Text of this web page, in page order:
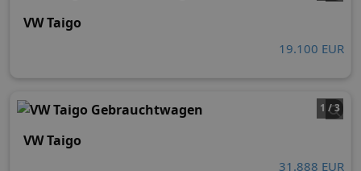
VW Taigo
19.100 EUR
1 / 3
VW Taigo
31.888 EUR